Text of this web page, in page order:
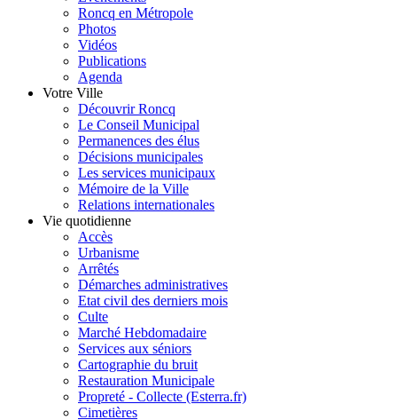
Roncq en Métropole
Photos
Vidéos
Publications
Agenda
Votre Ville
Découvrir Roncq
Le Conseil Municipal
Permanences des élus
Décisions municipales
Les services municipaux
Mémoire de la Ville
Relations internationales
Vie quotidienne
Accès
Urbanisme
Arrêtés
Démarches administratives
Etat civil des derniers mois
Culte
Marché Hebdomadaire
Services aux séniors
Cartographie du bruit
Restauration Municipale
Propreté - Collecte (Esterra.fr)
Cimetières